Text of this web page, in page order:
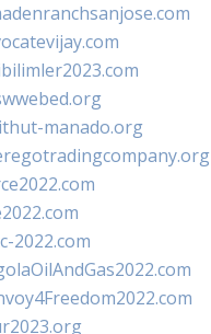
manado.org
2022.com